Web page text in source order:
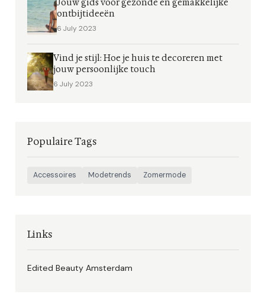
Jouw gids voor gezonde en gemakkelijke
ontbijtideeën
6 July 2023
Vind je stijl: Hoe je huis te decoreren met
jouw persoonlijke touch
6 July 2023
Populaire Tags
Accessoires Modetrends Zomermode
Links
Edited Beauty Amsterdam